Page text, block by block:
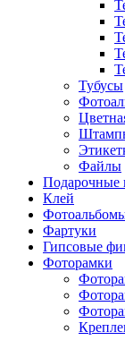
Тубусы
Файлы
Подарочные
Клей
Фартуки
Гипсовые
Фоторамки